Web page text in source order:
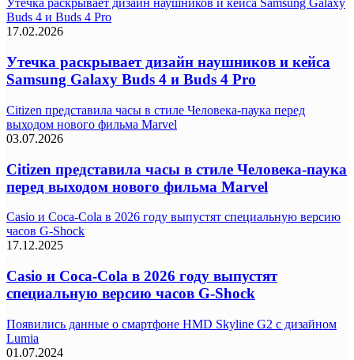
Утечка раскрывает дизайн наушников и кейса Samsung Galaxy
Buds 4 и Buds 4 Pro
17.02.2026
Утечка раскрывает дизайн наушников и кейса
Samsung Galaxy Buds 4 и Buds 4 Pro
Citizen представила часы в стиле Человека-паука перед
выходом нового фильма Marvel
03.07.2026
Citizen представила часы в стиле Человека-паука
перед выходом нового фильма Marvel
Casio и Coca-Cola в 2026 году выпустят специальную версию
часов G-Shock
17.12.2025
Casio и Coca-Cola в 2026 году выпустят
специальную версию часов G-Shock
Появились данные о смартфоне HMD Skyline G2 с дизайном
Lumia
01.07.2024